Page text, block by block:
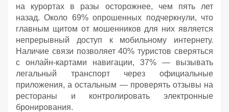
на курортах в разы осторожнее, чем пять лет
назад. Около 69% опрошенных подчеркнули, что
главным щитом от мошенников для них является
непрерывный доступ к мобильному интернету.
Наличие связи позволяет 40% туристов сверяться
с онлайн-картами навигации, 37% — вызывать
легальный транспорт через официальные
приложения, а остальным — проверять отзывы на
рестораны и контролировать электронные
бронирования.